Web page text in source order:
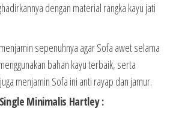
dengan material rangka kayu jati
sepenuhnya agar Sofa awet selama
bahan kayu terbaik, serta
menjamin Sofa ini anti rayap dan jamur.
Minimalis Hartley :